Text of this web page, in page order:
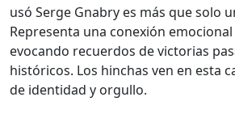
usó Serge Gnabry es más que solo
Representa una conexión
evocando recuerdos de victorias
históricos. Los hinchas ven en esta
de identidad y orgullo.